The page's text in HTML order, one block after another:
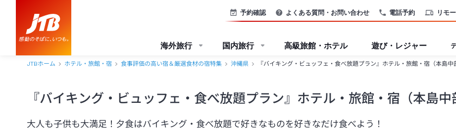
電話予約 リモ
予約確認 よくある質問・お問い合わせ
海外旅行 国内旅行 高級旅館・ホテル 遊び・レジャー
JTBホーム ホテル・旅館・宿 食事評価の高い宿＆厳選食材の宿特集 沖縄県 『バイキング・ビュッフェ・食べ放題プラン』ホテル・旅館・宿（本島中
『バイキング・ビュッフェ・食べ放題プラン』ホテル・旅館・宿（本島中
大人も子供も大満足！夕食はバイキング・食べ放題で好きなものを好きなだけ食べよう！